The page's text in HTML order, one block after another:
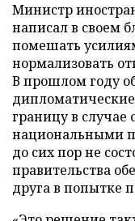
Министр
написал в своем
помешать
нормализовать
В прошлом году
границу в
национальными
до сих пор не
правительства
друга в попытке